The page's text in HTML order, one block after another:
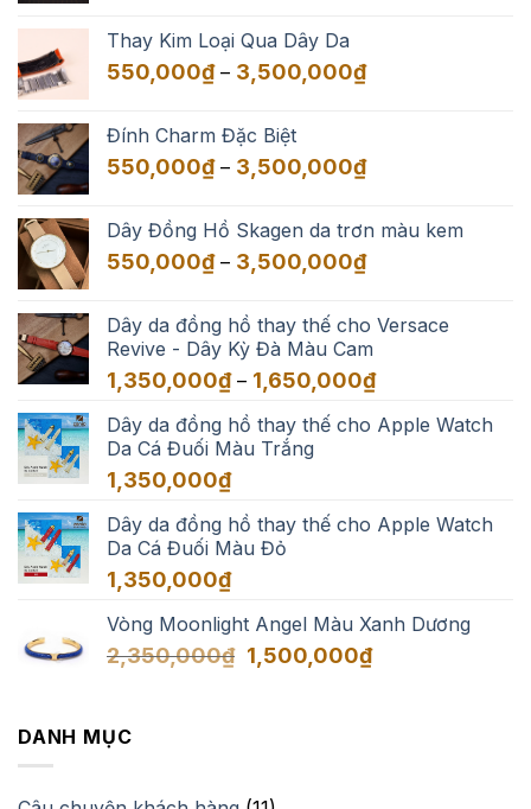
Thay Kim Loại Qua Dây Da
550,000₫ – 3,500,000₫Khoảng
đến
Đính Charm Đặc Biệt
550,000₫ – 3,500,000₫Khoảng
550,000₫
đến
Dây Đồng Hồ Skagen da trơn màu kem
550,000₫ – 3,500,000₫Khoảng
550,000₫
đến
3,500,000₫
Dây da đồng hồ thay thế cho Versace
Revive - Dây Kỳ Đà Màu Cam
1,350,000₫ – 1,650,000₫Khoảng
từ
Dây da đồng hồ thay thế cho Apple Watch
Da Cá Đuối Màu Trắng
1,350,000₫
Dây da đồng hồ thay thế cho Apple Watch
Da Cá Đuối Màu Đỏ
1,350,000₫
Vòng Moonlight Angel Màu Xanh Dương
2,350,000₫ Giá
1,500,000₫Giá
DANH MỤC